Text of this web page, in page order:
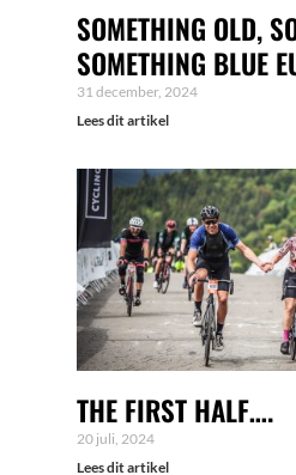
SOMETHING OLD,
SOMETHING BLUE
31 december, 2024
Lees dit artikel
THE FIRST HALF….
20 juli, 2024
Lees dit artikel